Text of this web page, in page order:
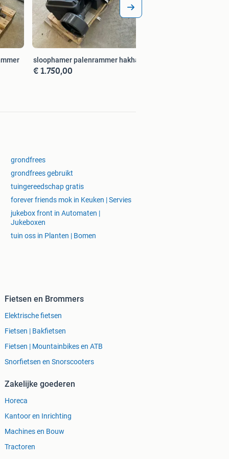
sloophamer palenrammer hakhamer
€ 1.750,00
grondfrees
grondfrees gebruikt
tuingereedschap gratis
forever friends mok in Keuken | Servies
jukebox front in Automaten |
Jukeboxen
tuin oss in Planten | Bomen
Fietsen en Brommers
Elektrische fietsen
Fietsen | Bakfietsen
Fietsen | Mountainbikes en ATB
Snorfietsen en Snorscooters
Zakelijke goederen
Horeca
Kantoor en Inrichting
Machines en Bouw
Tractoren